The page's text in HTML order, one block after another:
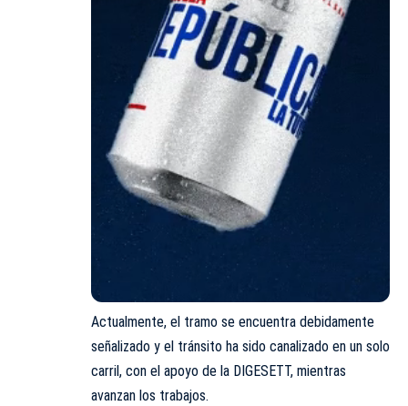
Actualmente, el tramo se encuentra debidamente
señalizado y el tránsito ha sido canalizado en un solo
carril, con el apoyo de la DIGESETT, mientras
avanzan los trabajos.